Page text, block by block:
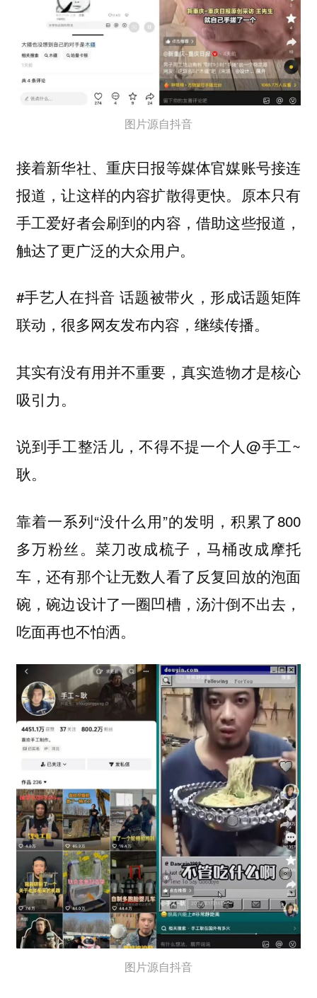
图片源自抖音
接着新华社、重庆日报等媒体官媒账号接连
报道，让这样的内容扩散得更快。原本只有
手工爱好者会刷到的内容，借助这些报道，
触达了更广泛的大众用户。
#手艺人在抖音 话题被带火，形成话题矩阵
联动，很多网友发布内容，继续传播。
其实有没有用并不重要，真实造物才是核心
吸引力。
说到手工整活儿，不得不提一个人@手工~
耿。
靠着一系列“没什么用”的发明，积累了800
多万粉丝。菜刀改成梳子，马桶改成摩托
车，还有那个让无数人看了反复回放的泡面
碗，碗边设计了一圈凹槽，汤汁倒不出去，
吃面再也不怕洒。
图片源自抖音